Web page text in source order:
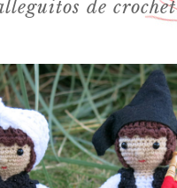
de crochet